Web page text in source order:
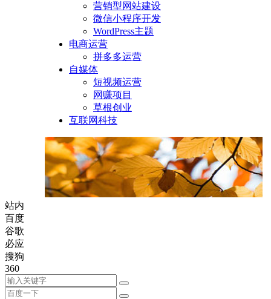
营销型网站建设
微信小程序开发
WordPress主题
电商运营
拼多多运营
自媒体
短视频运营
网赚项目
草根创业
互联网科技
站内
百度
谷歌
必应
搜狗
360